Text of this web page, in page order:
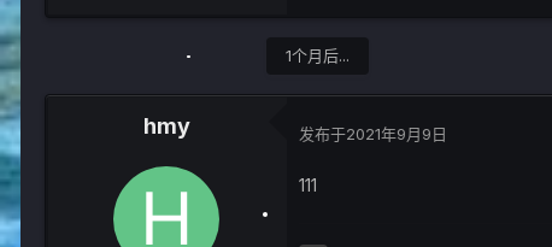
1个月后...
hmy 发布于2021年9月9日
111